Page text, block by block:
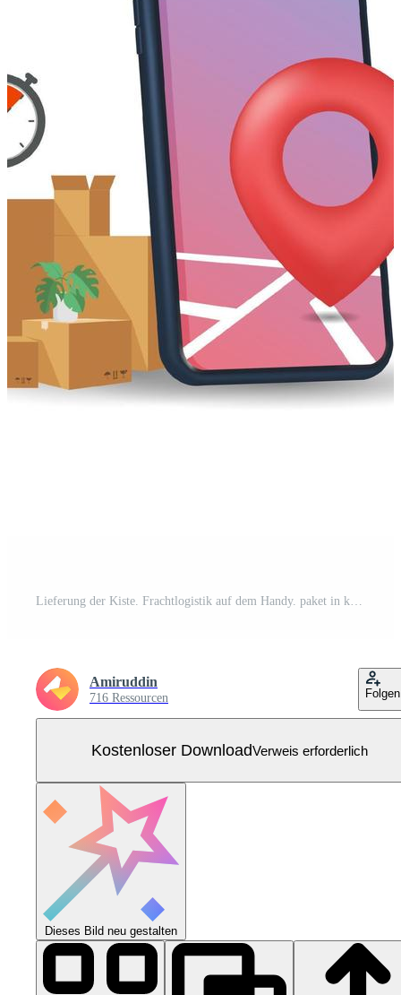
Lieferung der Kiste. Frachtlogistik auf dem Handy. paket in kartons waren auf lager mit bestellung im smartphone. Kostenloser Vektor
Amiruddin
716 Ressourcen Folgen
Kostenloser DownloadVerweis erforderlich
Dieses Bild neu gestalten